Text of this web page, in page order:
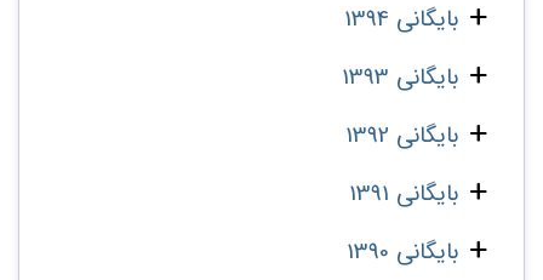
بایگانی 1394
بایگانی 1393
بایگانی 1392
بایگانی 1391
بایگانی 1390